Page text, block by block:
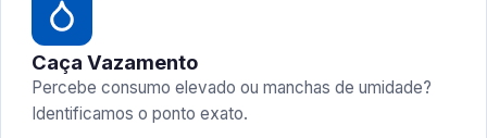
Caça Vazamento
Percebe consumo elevado ou manchas de umidade?
Identificamos o ponto exato.